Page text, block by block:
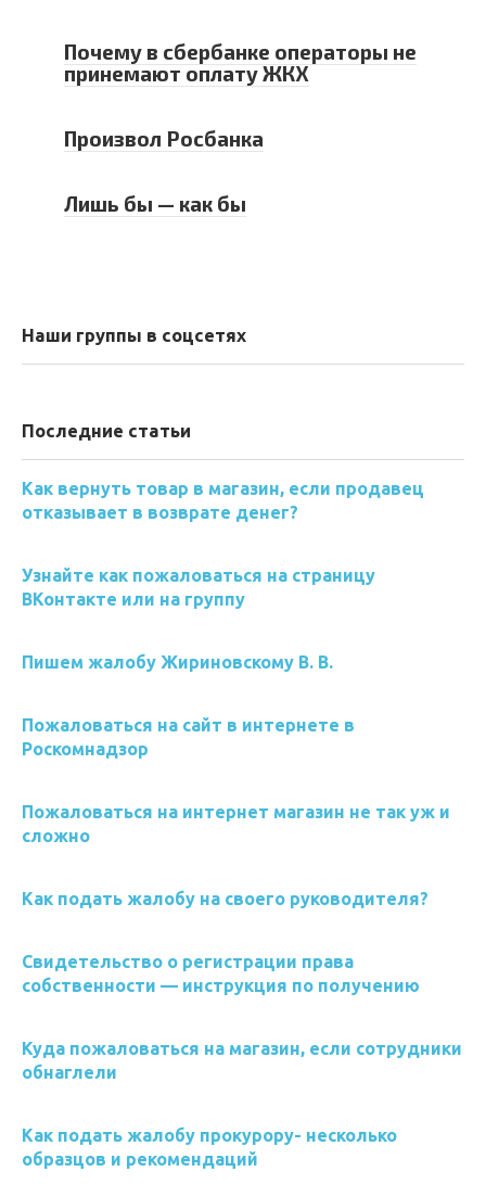
Почему в сбербанке операторы не
принемают оплату ЖКХ
Произвол Росбанка
Лишь бы — как бы
Наши группы в соцсетях
Последние статьи
Как вернуть товар в магазин, если продавец
отказывает в возврате денег?
Узнайте как пожаловаться на страницу
ВКонтакте или на группу
Пишем жалобу Жириновскому В. В.
Пожаловаться на сайт в интернете в
Роскомнадзор
Пожаловаться на интернет магазин не так уж и
сложно
Как подать жалобу на своего руководителя?
Свидетельство о регистрации права
собственности — инструкция по получению
Куда пожаловаться на магазин, если сотрудники
обнаглели
Как подать жалобу прокурору- несколько
образцов и рекомендаций